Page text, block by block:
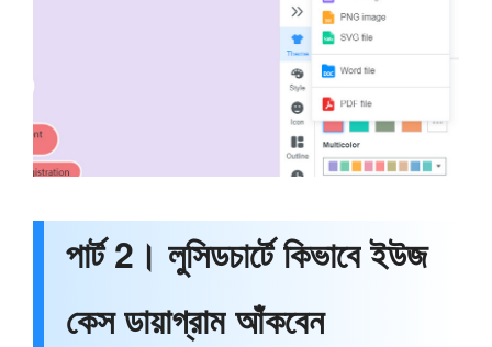
পার্ট 2। লুসিডচার্টে কিভাবে ইউজ
কেস ডায়াগ্রাম আঁকবেন